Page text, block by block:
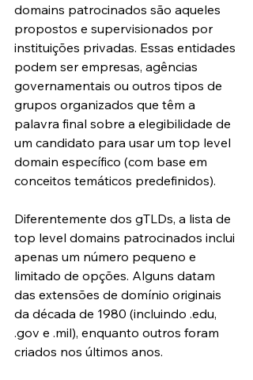
domains patrocinados são aqueles
propostos e supervisionados por
instituições privadas. Essas entidades
podem ser empresas, agências
governamentais ou outros tipos de
grupos organizados que têm a
palavra final sobre a elegibilidade de
um candidato para usar um top level
domain específico (com base em
conceitos temáticos predefinidos).
Diferentemente dos gTLDs, a lista de
top level domains patrocinados inclui
apenas um número pequeno e
limitado de opções. Alguns datam
das extensões de domínio originais
da década de 1980 (incluindo .edu,
.gov e .mil), enquanto outros foram
criados nos últimos anos.